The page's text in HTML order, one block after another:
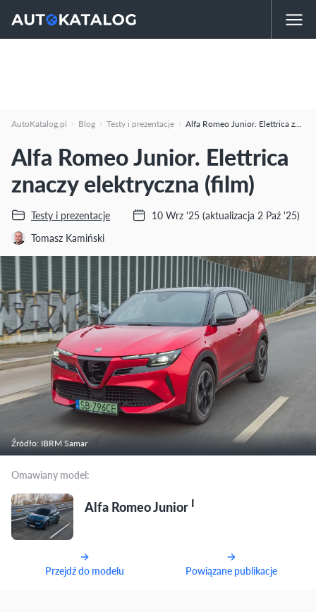
AutoKatalog.pl Blog Testy i prezentacje Alfa Romeo Junior. Elettrica znaczy elektryczna (film)
Alfa Romeo Junior. Elettrica
znaczy elektryczna (film)
Testy i prezentacje
Tomasz Kamiński
10 Wrz '25 (aktualizacja 2 Paź '25)
Źródło: IBRM Samar
Omawiany model:
Alfa Romeo Junior I
Przejdź do modelu Powiązane publikacje